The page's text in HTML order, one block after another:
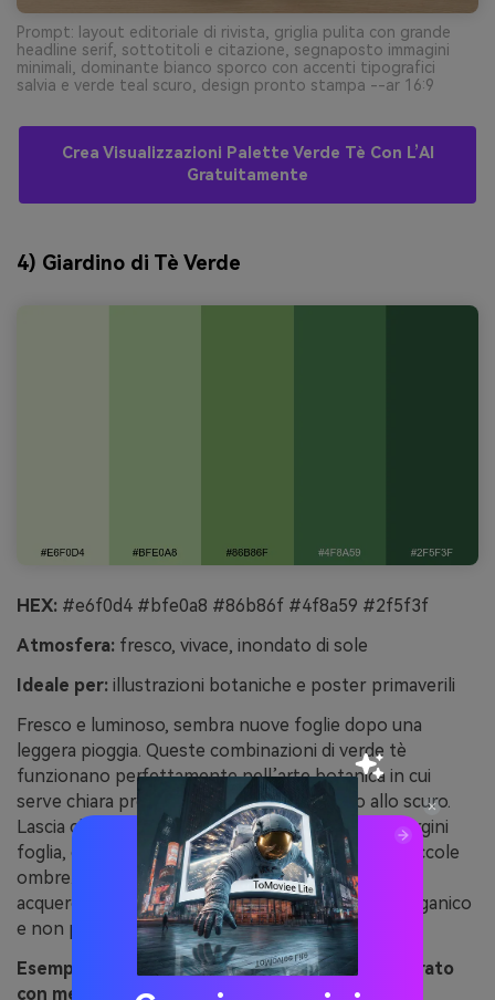
Prompt: layout editoriale di rivista, griglia pulita con grande
headline serif, sottotitoli e citazione, segnaposto immagini
minimali, dominante bianco sporco con accenti tipografici
salvia e verde teal scuro, design pronto stampa --ar 16:9
Crea Visualizzazioni Palette Verde Tè Con L’AI
Gratuitamente
4) Giardino di Tè Verde
HEX: #e6f0d4 #bfe0a8 #86b86f #4f8a59 #2f5f3f
Atmosfera: fresco, vivace, inondato di sole
Ideale per: illustrazioni botaniche e poster primaverili
Fresco e luminoso, sembra nuove foglie dopo una
leggera pioggia. Queste combinazioni di verde tè
funzionano perfettamente nell’arte botanica in cui
serve chiara progressione tonale dal chiaro allo scuro.
Lascia che il verde più brillante evidenzi steli e margini
foglia, e riserva quello più scuro per contorni o piccole
ombre. Consiglio: aggiungi grana sottile o texture
acquerello così la palette mantiene un aspetto organico
e non piatto.
Esempio immagine di giardino di tè verde generato
con media.io